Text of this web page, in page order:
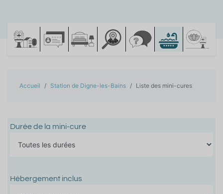
Accueil Station de Digne-les-Bains Liste des mini-cures
Durée de la mini-cure
Hébergement inclus